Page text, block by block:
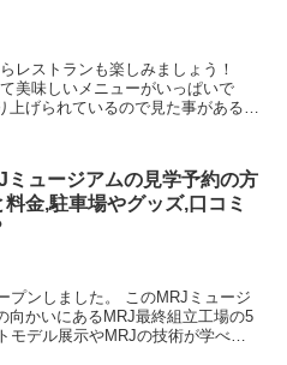
レストランも楽しみましょう！
美味しいメニューがいっぱいで
上げられているので見た事があるか
ミュージアムの見学予約の方
料金,駐車場やグッズ,口コミ
プンしました。 このMRJミュージ
向かいにあるMRJ最終組立工場の5
デル展示やMRJの技術が学べる